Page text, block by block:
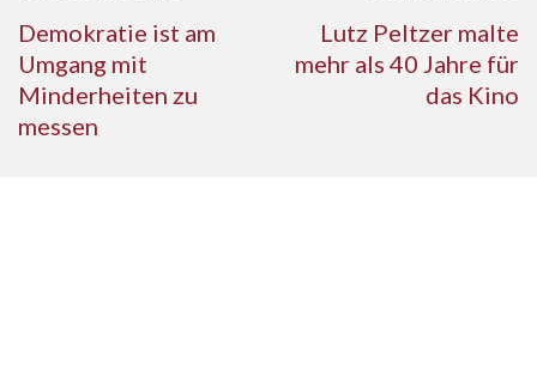
Demokratie ist am
Umgang mit
Minderheiten zu
messen
Lutz Peltzer malte
mehr als 40 Jahre für
das Kino